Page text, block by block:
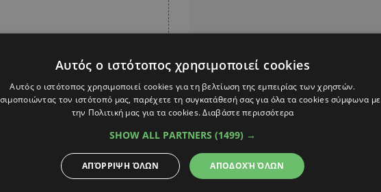
στο «Στόουνγουολ»,
Village στην πόλη
τις τακτικές της
ήταν διαφορετική η
Αυτός ο ιστότοπος χρησιμοποιεί cookies
Αυτός ο ιστότοπος χρησιμοποιεί cookies για τη βελτίωση της εμπειρίας των χρηστών.
τον ιστότοπό μας, παρέχετε τη συγκατάθεσή σας για όλα τα cookies σύμφωνα με
την Πολιτική μας για τα cookies.Διαβάστε περισσότερα
SHOW ALL PARTNERS (1499) →
ΑΠΟΔΟΧΉ ΌΛΩΝ
ΑΠΌΡΡΙΨΗ ΌΛΩΝ